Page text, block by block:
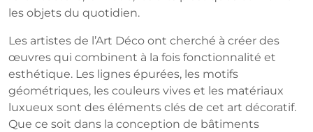
les objets du quotidien.
Les artistes de l’Art Déco ont cherché à créer des
œuvres qui combinent à la fois fonctionnalité et
esthétique. Les lignes épurées, les motifs
géométriques, les couleurs vives et les matériaux
luxueux sont des éléments clés de cet art décoratif.
Que ce soit dans la conception de bâtiments